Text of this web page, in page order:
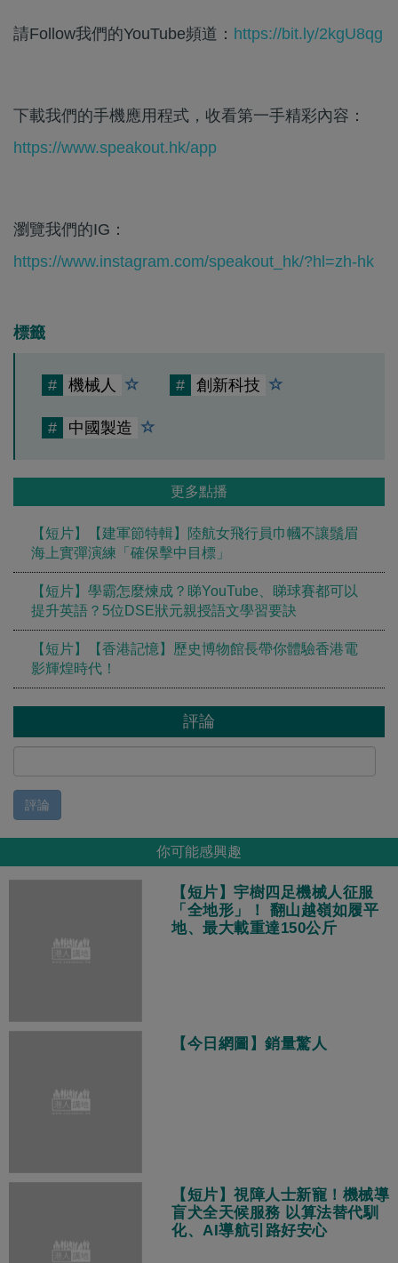
請Follow我們的YouTube頻道： https://bit.ly/2kgU8qg
下載我們的手機應用程式，收看第一手精彩內容：
https://www.speakout.hk/app
瀏覽我們的IG：
https://www.instagram.com/speakout_hk/?hl=zh-hk
標籤
# 機械人 # 創新科技
# 中國製造
更多點播
【短片】【建軍節特輯】陸航女飛行員巾幗不讓鬚眉
海上實彈演練「確保擊中目標」
【短片】學霸怎麼煉成？睇YouTube、睇球賽都可以
提升英語？5位DSE狀元親授語文學習要訣
【短片】【香港記憶】歷史博物館長帶你體驗香港電
影輝煌時代！
評論
評論
你可能感興趣
【短片】宇樹四足機械人征服
「全地形」！ 翻山越嶺如履平
地、最大載重達150公斤
【今日網圖】銷量驚人
【短片】視障人士新寵！機械導
盲犬全天候服務 以算法替代馴
化、AI導航引路好安心